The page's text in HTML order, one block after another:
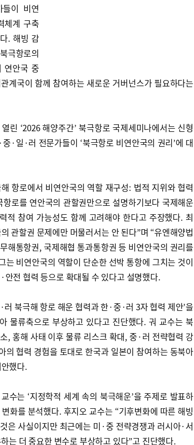
들이 비연
체계 구축
. 해빙 감
극항로의
연안국 중
계국이 함께 참여하는 새로운 거버넌스가 필요하다는
린 ‘2026 해양주간’ 북극항로 국제세미나에서는 신형
·일·러 전문가들이 ‘북극항로 비연안국의 권리’에 대
항로에서 비연안국의 역할 재구성: 법적 지위와 협력
로를 연안국의 관할권만으로 설명하기보다 국제해운
적 참여 가능성도 함께 고려해야 한다고 주장했다. 최
관할권 문제에만 머물러서는 안 된다”며 “유엔해양법
해통항권, 국제해협 통과통항권 등 비연안국의 권리를
는 비연안국의 역할이 단순한 선박 통항에 그치는 것이
전 협력 등으로 확대될 수 있다고 설명했다.
북극해 항로 해운 협력과 한·중·러 3자 협력 제안’을
물류축으로 부상하고 있다고 진단했다. 궈 교수는 북
, 홍해 사태 이후 물류 리스크 확대, 중·러 전략협력 강
의 협력 경험을 토대로 한국과 일본이 참여하는 동북아
했다.
수는 ‘지정학적 세계 속의 북극해운’을 주제로 발표하
화를 분석했다. 후지오 교수는 “기후변화에 따른 해빙
은 사실이지만 최근에는 미·중 전략경쟁과 러시아·서
는 더 중요한 변수로 부상하고 있다”고 진단했다.